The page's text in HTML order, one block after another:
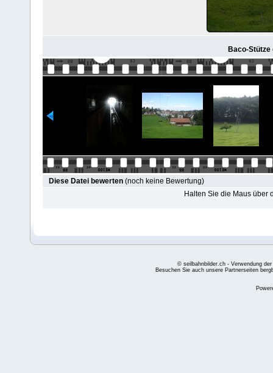
Baco-
Diese Datei bewerten (noch keine Bewertung)
Halten Sie die Maus über
© seilbahnbilder.ch - Verwendung
Besuchen Sie auch unsere Partnerseiten